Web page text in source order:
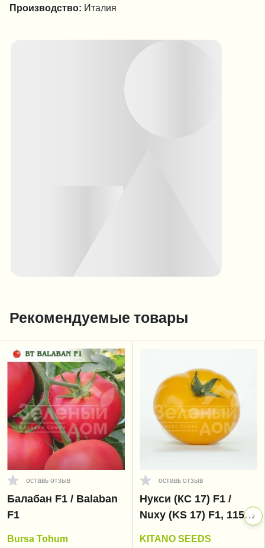
Производство: Италия
Рекомендуемые товары
оставь отзыв
Балабан F1 / Balaban
F1
Bursa Tohum
оставь отзыв
Нукси (КС 17) F1 /
Nuxy (KS 17) F1, 115-
KITANO SEEDS